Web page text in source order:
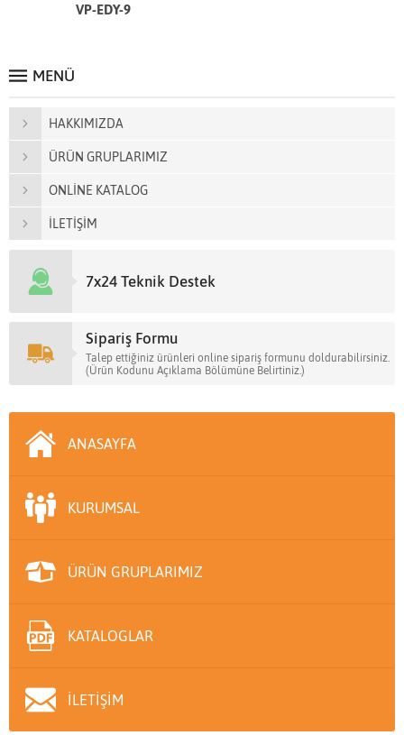
VP-EDY-9
MENÜ
HAKKIMIZDA
ÜRÜN GRUPLARIMIZ
ONLİNE KATALOG
İLETİŞİM
7x24 Teknik Destek
Sipariş Formu
Talep ettiğiniz ürünleri online sipariş formunu doldurabilirsiniz.
(Ürün Kodunu Açıklama Bölümüne Belirtiniz.)
ANASAYFA
KURUMSAL
ÜRÜN GRUPLARIMIZ
KATALOGLAR
İLETİŞİM